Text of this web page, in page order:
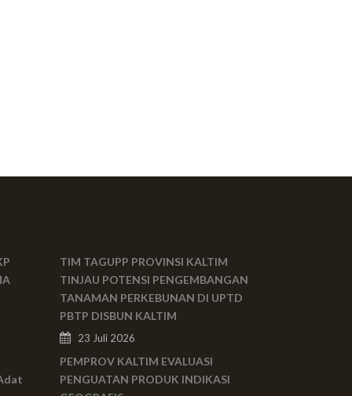
TIM TAGUPP PROVINSI KALTIM
TINJAU POTENSI PENGEMBANGAN
TANAMAN PERKEBUNAN DI UPTD
PBTP DISBUN KALTIM
23 Juli 2026
PEMPROV KALTIM EVALUASI
PENGUATAN PRODUK INDIKASI